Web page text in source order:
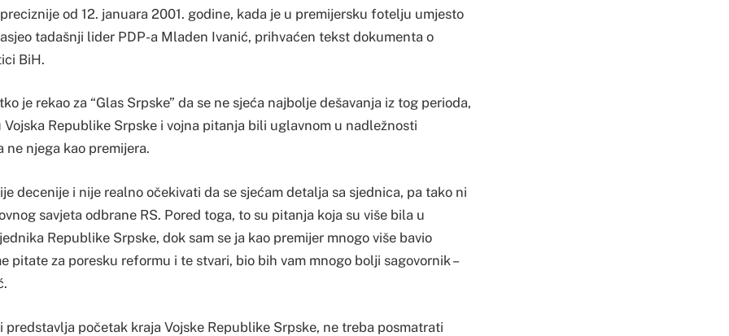
od 12. januara 2001. godine, kada je u premijersku fotelju umjesto
tadašnji lider PDP-a Mladen Ivanić, prihvaćen tekst dokumenta o
BiH.
je rekao za “Glas Srpske” da se ne sjeća najbolje dešavanja iz tog perioda,
Vojska Republike Srpske i vojna pitanja bili uglavnom u nadležnosti
ne njega kao premijera.
decenije i nije realno očekivati da se sjećam detalja sa sjednica, pa tako ni
savjeta odbrane RS. Pored toga, to su pitanja koja su više bila u
Republike Srpske, dok sam se ja kao premijer mnogo više bavio
pitate za poresku reformu i te stvari, bio bih vam mnogo bolji sagovornik –
predstavlja početak kraja Vojske Republike Srpske, ne treba posmatrati